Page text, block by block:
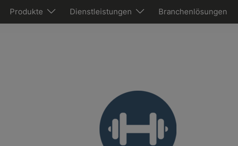
Produkte Dienstleistungen Branchenlösungen